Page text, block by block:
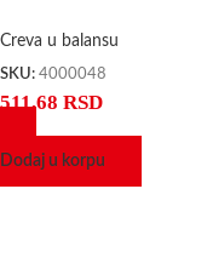
Creva u balansu
SKU: 4000048
511,68 RSD
Dodaj u korpu